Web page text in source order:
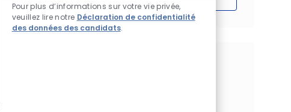
Pour plus d’informations sur votre vie privée,
veuillez lire notre Déclaration de confidentialité
des données des candidats.